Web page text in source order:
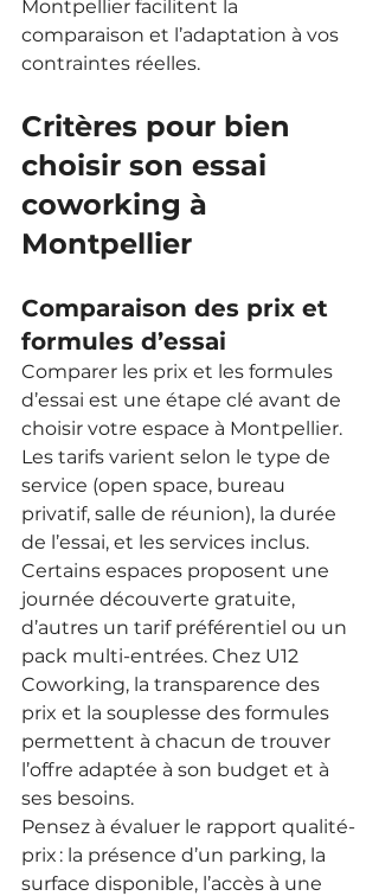
Montpellier facilitent la
comparaison et l’adaptation à vos
contraintes réelles.
Critères pour bien
choisir son essai
coworking à
Montpellier
Comparaison des prix et
formules d’essai
Comparer les prix et les formules
d’essai est une étape clé avant de
choisir votre espace à Montpellier.
Les tarifs varient selon le type de
service (open space, bureau
privatif, salle de réunion), la durée
de l’essai, et les services inclus.
Certains espaces proposent une
journée découverte gratuite,
d’autres un tarif préférentiel ou un
pack multi-entrées. Chez U12
Coworking, la transparence des
prix et la souplesse des formules
permettent à chacun de trouver
l’offre adaptée à son budget et à
ses besoins.
Pensez à évaluer le rapport qualité-
prix : la présence d’un parking, la
surface disponible, l’accès à une